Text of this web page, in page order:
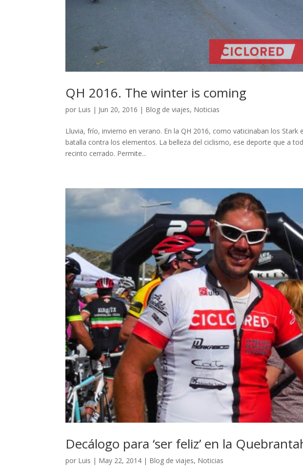
QH 2016. The winter is coming
por Luis | Jun 20, 2016 | Blog de viajes, Noticias
Lluvia, frío, invierno en verano. En la QH 2016, como vaticinaban los Stark
batalla contra los elementos. La belleza del ciclismo, ese deporte que a
recinto cerrado. Permite...
Decálogo para ‘ser feliz’ en la
por Luis | May 22, 2014 | Blog de viajes, Noticias